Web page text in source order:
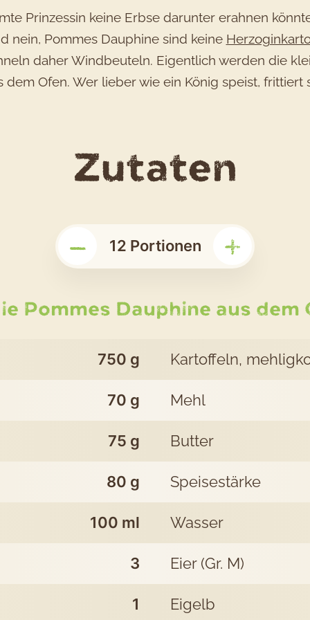
Prinzessin keine Erbse darunter erahnen
nein, Pommes Dauphine sind keine
daher Windbeuteln. Eigentlich werden die
Ofen. Wer lieber wie ein König speist, frittiert
Zutaten
das
Für
aus
– 12 Portionen +
Pommes Dauphine aus dem
750 g Kartoffeln,
70 g Mehl
75 g Butter
80 g Speisestärke
100 ml Wasser
3 Eier (Gr. M)
1 Eigelb